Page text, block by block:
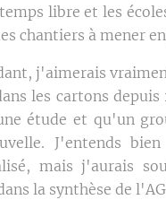
libre et les
chantiers à mener
j'aimerais
les cartons
étude et qu'un
J'entends
mais j'aurais
la synthèse de